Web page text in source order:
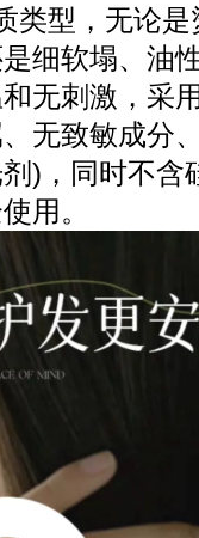
类型，无论
细软塌、油
无刺激，采
无致敏成分
)，同时不含
用。